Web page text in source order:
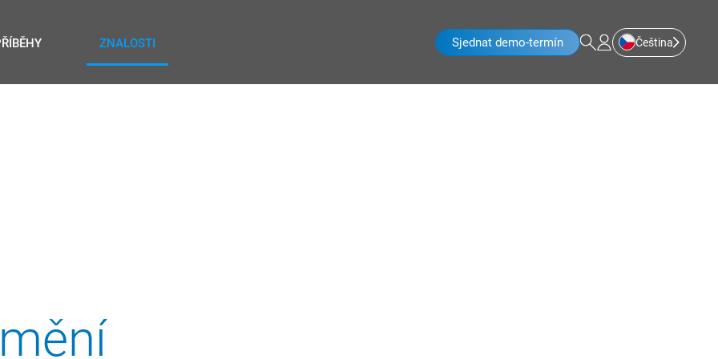
ZNALOSTI Sjednat demo-termín Čeština